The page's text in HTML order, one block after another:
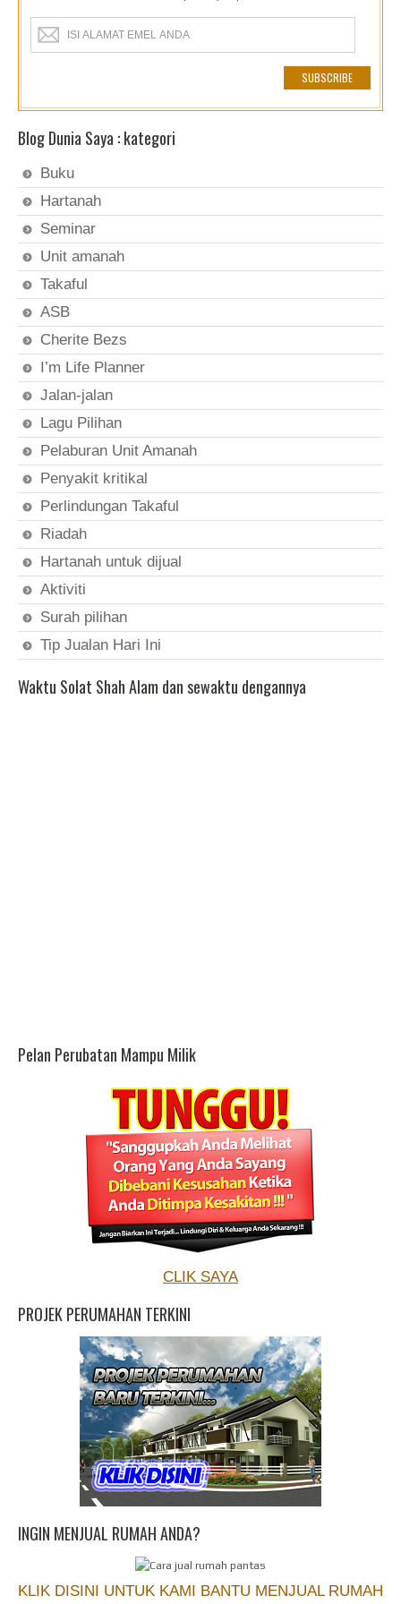
Blog Dunia Saya : kategori
Buku
Hartanah
Seminar
Unit amanah
Takaful
ASB
Cherite Bezs
I’m Life Planner
Jalan-jalan
Lagu Pilihan
Pelaburan Unit Amanah
Penyakit kritikal
Perlindungan Takaful
Riadah
Hartanah untuk dijual
Aktiviti
Surah pilihan
Tip Jualan Hari Ini
Waktu Solat Shah Alam dan sewaktu dengannya
Pelan Perubatan Mampu Milik
CLIK SAYA
PROJEK PERUMAHAN TERKINI
INGIN MENJUAL RUMAH ANDA?
KLIK DISINI UNTUK KAMI BANTU MENJUAL RUMAH